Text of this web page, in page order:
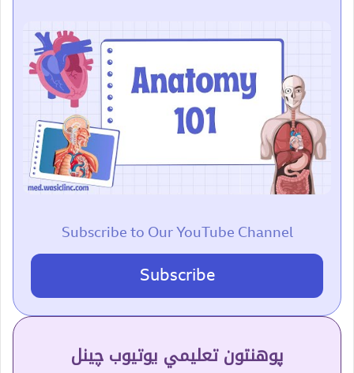
Subscribe to Our YouTube Channel
Subscribe
پوهنتون تعلیمي یوتیوب چینل